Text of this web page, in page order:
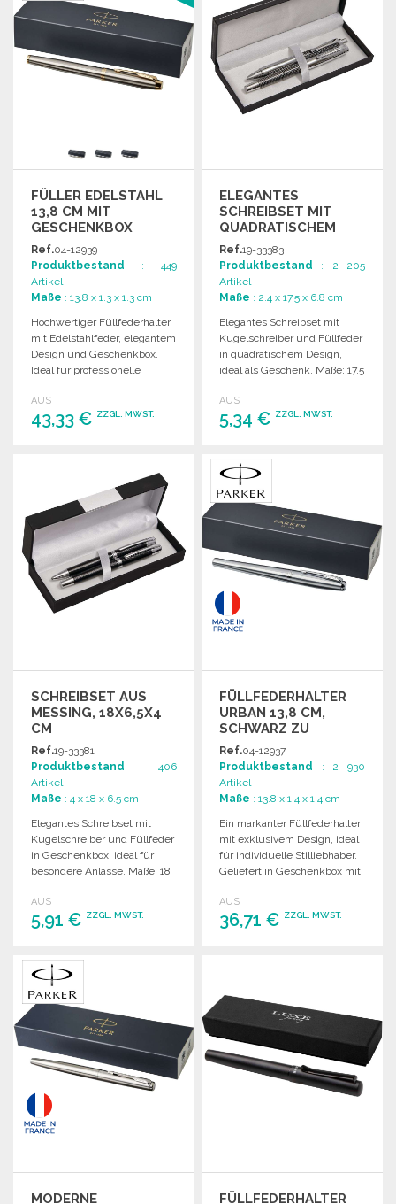
FÜLLER EDELSTAHL
13,8 CM MIT
GESCHENKBOX
Ref.04-12939
Produktbestand : 449
Artikel
Maße : 13.8 x 1.3 x 1.3 cm
Hochwertiger Füllfederhalter
mit Edelstahlfeder, elegantem
Design und Geschenkbox.
Ideal für professionelle
zuverlässiges Schreiben.
AUS
43,33 € ZZGL. MWST.
Angebot anfordern
ELEGANTES
SCHREIBSET MIT
QUADRATISCHEM
DESIGN 17,5 CM
Ref.19-33383
Produktbestand : 2 205
Artikel
Maße : 2.4 x 17.5 x 6.8 cm
Elegantes Schreibset mit
Kugelschreiber und Füllfeder
in quadratischem Design,
ideal als Geschenk. Maße: 17,5
AUS
5,34 € ZZGL. MWST.
BESTELLEN
Angebot anfordern
SCHREIBSET AUS
MESSING, 18X6,5X4
CM
Ref.19-33381
Produktbestand : 406
Artikel
Maße : 4 x 18 x 6.5 cm
Elegantes Schreibset mit
Kugelschreiber und Füllfeder
in Geschenkbox, ideal für
besondere Anlässe. Maße: 18
AUS
5,91 € ZZGL. MWST.
BESTELLEN
FÜLLFEDERHALTER
URBAN 13,8 CM,
SCHWARZ ZU
GROSSHANDELSPREISEN
Ref.04-12937
Produktbestand : 2 930
Artikel
Maße : 13.8 x 1.4 x 1.4 cm
Ein markanter Füllfederhalter
mit exklusivem Design, ideal
für individuelle Stilliebhaber.
Geliefert in Geschenkbox mit
AUS
36,71 € ZZGL. MWST.
MODERNE FÜLLFEDERHALTER